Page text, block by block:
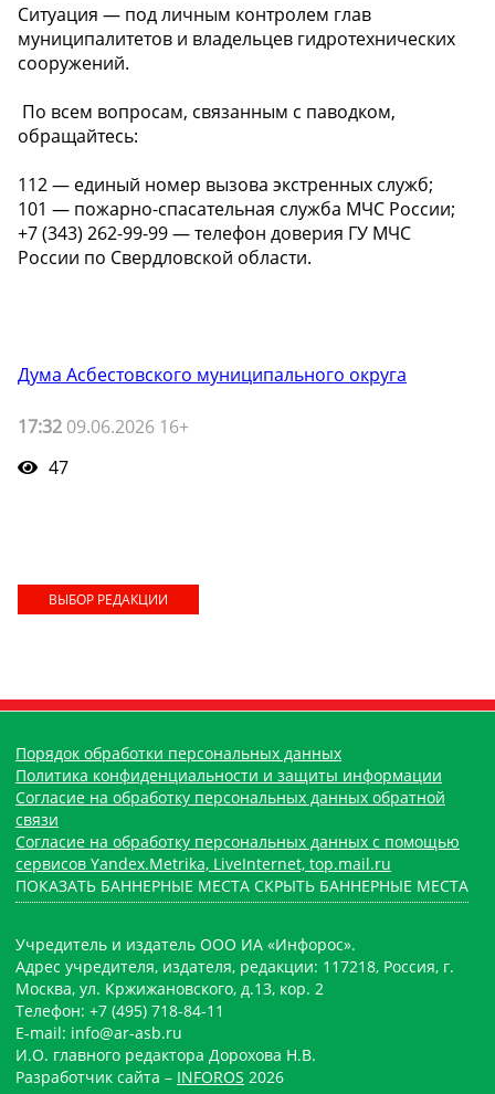
Ситуация — под личным контролем глав
муниципалитетов и владельцев гидротехнических
сооружений.
️ По всем вопросам, связанным с паводком,
обращайтесь:
112 — единый номер вызова экстренных служб;
101 — пожарно-спасательная служба МЧС России;
+7 (343) 262-99-99 — телефон доверия ГУ МЧС
России по Свердловской области.
Дума Асбестовского муниципального округа
17:32 09.06.2026 16+
47
ВЫБОР РЕДАКЦИИ
Порядок обработки персональных данных
Политика конфиденциальности и защиты информации
Согласие на обработку персональных данных обратной
связи
Согласие на обработку персональных данных с помощью
сервисов Yandex.Metrika, LiveInternet, top.mail.ru
ПОКАЗАТЬ БАННЕРНЫЕ МЕСТА СКРЫТЬ БАННЕРНЫЕ МЕСТА
Учредитель и издатель ООО ИА «Инфорос».
Адрес учредителя, издателя, редакции: 117218, Россия, г.
Москва, ул. Кржижановского, д.13, кор. 2
Телефон: +7 (495) 718-84-11
E-mail: info@ar-asb.ru
И.О. главного редактора Дорохова Н.В.
Разработчик сайта – INFOROS 2026